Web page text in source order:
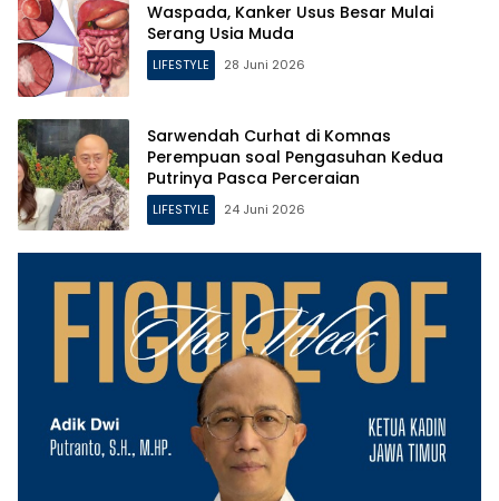
Waspada, Kanker Usus Besar Mulai
Serang Usia Muda
LIFESTYLE 28 Juni 2026
Sarwendah Curhat di Komnas
Perempuan soal Pengasuhan Kedua
Putrinya Pasca Perceraian
LIFESTYLE 24 Juni 2026